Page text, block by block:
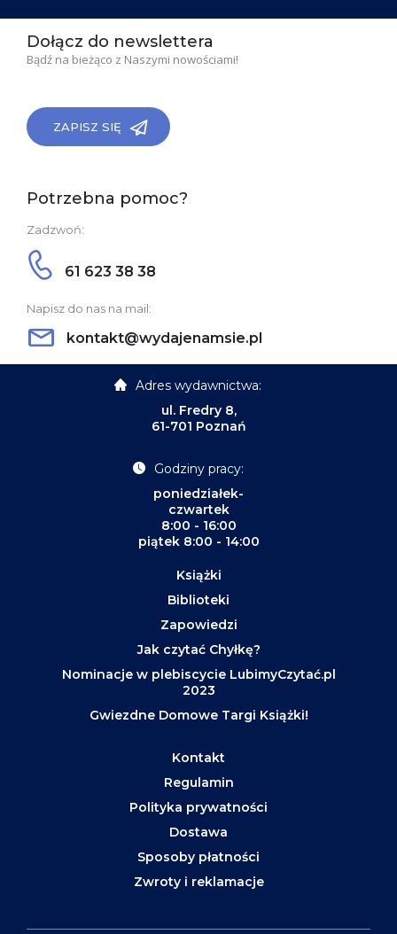
Dołącz do newslettera
Bądź na bieżąco z Naszymi nowościami!
ZAPISZ SIĘ
Potrzebna pomoc?
Zadzwoń:
61 623 38 38
Napisz do nas na mail:
kontakt@wydajenamsie.pl
Adres wydawnictwa:
ul. Fredry 8,
61-701 Poznań
Godziny pracy:
poniedziałek-
czwartek
8:00 - 16:00
piątek 8:00 - 14:00
Książki
Biblioteki
Zapowiedzi
Jak czytać Chyłkę?
Nominacje w plebiscycie LubimyCzytać.pl
2023
Gwiezdne Domowe Targi Książki!
Kontakt
Regulamin
Polityka prywatności
Dostawa
Sposoby płatności
Zwroty i reklamacje